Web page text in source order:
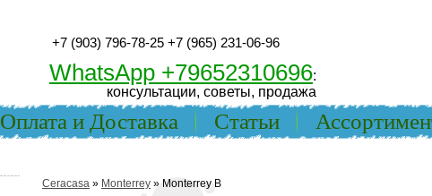
+7 (903) 796-78-25 +7 (965) 231-06-96
WhatsApp +79652310696:
консультации, советы, продажа
Оплата и Доставка Статьи
Ceracasa » Monterrey » Monterrey B